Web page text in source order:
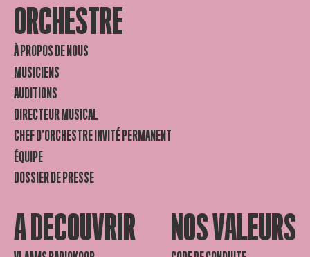
ORCHESTRE
À PROPOS DE NOUS
MUSICIENS
AUDITIONS
DIRECTEUR MUSICAL
CHEF D’ORCHESTRE INVITÉ PERMANENT
ÉQUIPE
DOSSIER DE PRESSE
A DECOUVRIR NOS VALEURS